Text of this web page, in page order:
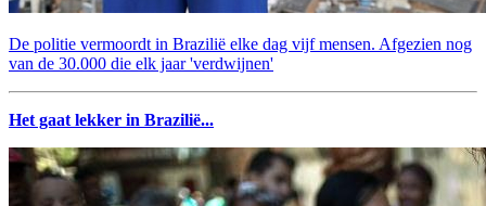
De politie vermoordt in Brazilië elke dag vijf mensen. Afgezien nog
van de 30.000 die elk jaar 'verdwijnen'
Het gaat lekker in Brazilië...